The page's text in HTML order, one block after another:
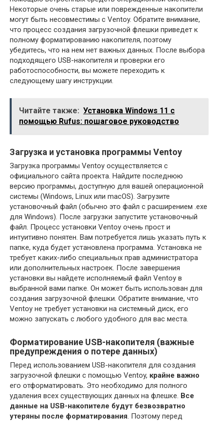
Некоторые очень старые или поврежденные накопители
могут быть несовместимы с Ventoy. Обратите внимание,
что процесс создания загрузочной флешки приведет к
полному форматированию накопителя, поэтому
убедитесь, что на нем нет важных данных. После выбора
подходящего USB-накопителя и проверки его
работоспособности, вы можете переходить к
следующему шагу инструкции.
Читайте также: Установка Windows 11 с
помощью Rufus: пошаговое руководство
Загрузка и установка программы Ventoy
Загрузка программы Ventoy осуществляется с
официального сайта проекта. Найдите последнюю
версию программы, доступную для вашей операционной
системы (Windows, Linux или macOS). Загрузите
установочный файл (обычно это файл с расширением .exe
для Windows). После загрузки запустите установочный
файл. Процесс установки Ventoy очень прост и
интуитивно понятен. Вам потребуется лишь указать путь к
папке, куда будет установлена программа. Установка не
требует каких-либо специальных прав администратора
или дополнительных настроек. После завершения
установки вы найдете исполняемый файл Ventoy в
выбранной вами папке. Он может быть использован для
создания загрузочной флешки. Обратите внимание, что
Ventoy не требует установки на системный диск, его
можно запускать с любого удобного для вас места.
Форматирование USB-накопителя (важные
предупреждения о потере данных)
Перед использованием USB-накопителя для создания
загрузочной флешки с помощью Ventoy, крайне важно
его отформатировать. Это необходимо для полного
удаления всех существующих данных на флешке. Все
данные на USB-накопителе будут безвозвратно
утеряны после форматирования. Поэтому перед